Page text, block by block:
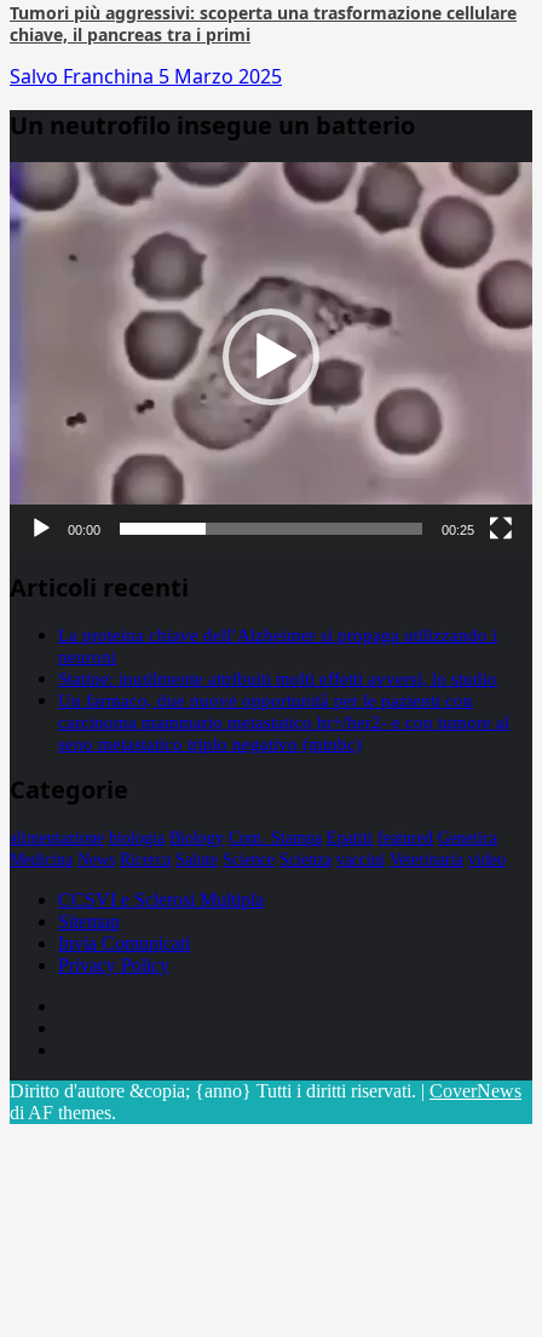
Tumori più aggressivi: scoperta una trasformazione cellulare
chiave, il pancreas tra i primi
Salvo Franchina 5 Marzo 2025
Un neutrofilo insegue un batterio
Player
00:00 00:25
Articoli recenti
La proteina chiave dell’Alzheimer si propaga utilizzando i
neuroni
Statine: inutilmente attribuiti molti effetti avversi, lo studio
Un farmaco, due nuove opportunità per le pazienti con
carcinoma mammario metastatico hr+/her2- e con tumore al
seno metastatico triplo negativo (mtnbc)
Categorie
alimentazione biologia Biology Com. Stampa Epatiti featured Genetica
Medicina News Ricerca Salute Science Scienza vaccini Veterinaria video
CCSVI e Sclerosi Multipla
Sitemap
Invia Comunicati
Privacy Policy
Diritto d'autore &copia; {anno} Tutti i diritti riservati. | CoverNews
di AF themes.